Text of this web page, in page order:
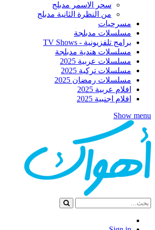
سحر الاسمر مدبلج
من النظرة الثانية مدبلج
مسرحيات
مسلسلات مدبلجة
برامج تلفزيونية - TV Shows
مسلسلات هندية مدبلجة
مسلسلات عربية 2025
مسلسلات تركية 2025
مسلسلات رمضان 2025
افلام عربية 2025
افلام اجنبية 2025
Show menu